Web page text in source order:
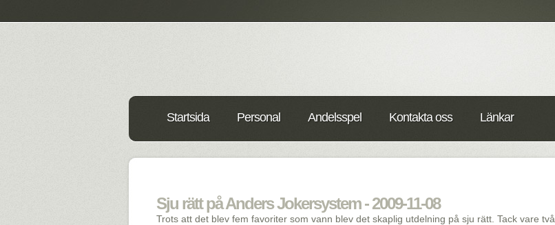
Startsida Personal Andelsspel Kontakta oss Länkar
Sju rätt på Anders Jokersystem - 2009-11-08
Trots att det blev fem favoriter som vann blev det skaplig utdelning på sju rätt. Tack vare två